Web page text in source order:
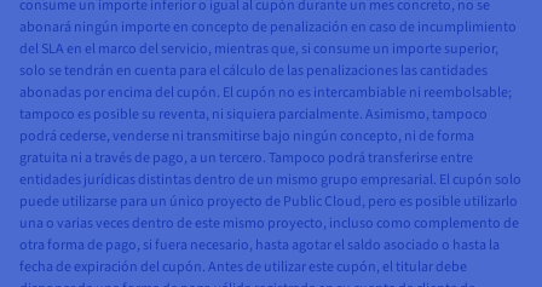
consume un importe inferior o igual al cupón durante un mes concreto, no se
abonará ningún importe en concepto de penalización en caso de incumplimiento
del SLA en el marco del servicio, mientras que, si consume un importe superior,
solo se tendrán en cuenta para el cálculo de las penalizaciones las cantidades
abonadas por encima del cupón. El cupón no es intercambiable ni reembolsable;
tampoco es posible su reventa, ni siquiera parcialmente. Asimismo, tampoco
podrá cederse, venderse ni transmitirse bajo ningún concepto, ni de forma
gratuita ni a través de pago, a un tercero. Tampoco podrá transferirse entre
entidades jurídicas distintas dentro de un mismo grupo empresarial. El cupón solo
puede utilizarse para un único proyecto de Public Cloud, pero es posible utilizarlo
una o varias veces dentro de este mismo proyecto, incluso como complemento de
otra forma de pago, si fuera necesario, hasta agotar el saldo asociado o hasta la
fecha de expiración del cupón. Antes de utilizar este cupón, el titular debe